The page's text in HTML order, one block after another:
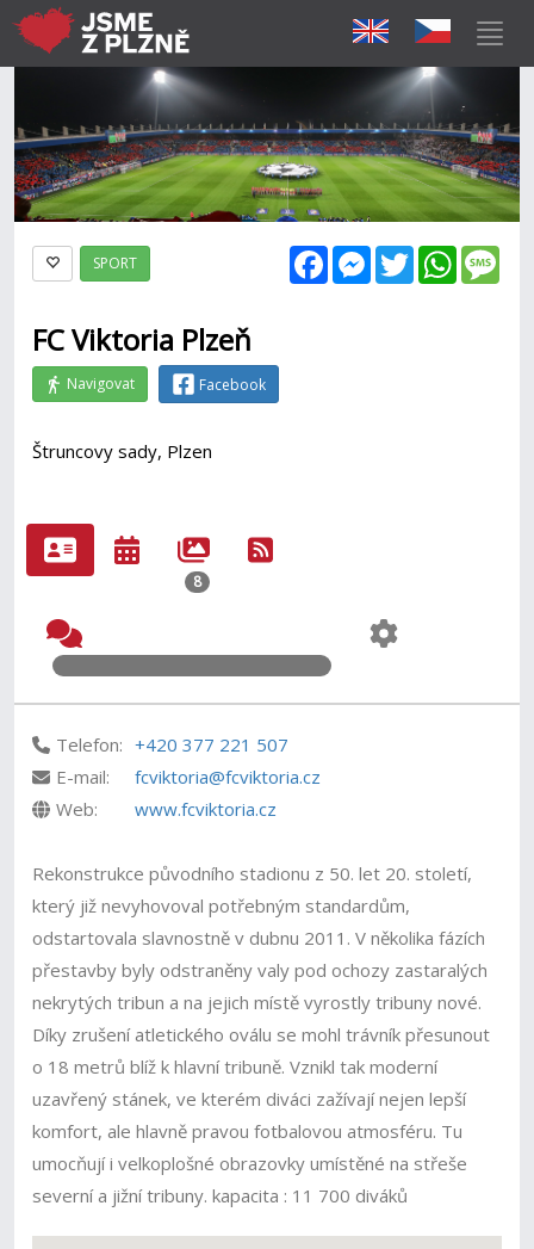
FacebookMessenger
Twitter
SPORT
FC Viktoria Plzeň
Navigovat Facebook
Štruncovy sady, Plzen
8
Telefon: +420 377 221 507
E-mail:
fcviktoria@fcviktoria.cz
Web:
www.fcviktoria.cz
Rekonstrukce původního stadionu z 50. let 20. století,
který již nevyhovoval potřebným standardům,
odstartovala slavnostně v dubnu 2011. V několika fázích
přestavby byly odstraněny valy pod ochozy zastaralých
nekrytých tribun a na jejich místě vyrostly tribuny nové.
Díky zrušení atletického oválu se mohl trávník přesunout
o 18 metrů blíž k hlavní tribuně. Vznikl tak moderní
uzavřený stánek, ve kterém diváci zažívají nejen lepší
komfort, ale hlavně pravou fotbalovou atmosféru. Tu
umocňují i velkoplošné obrazovky umístěné na střeše
severní a jižní tribuny. kapacita : 11 700 diváků